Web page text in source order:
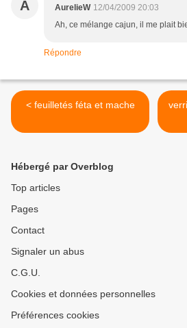
A AurelieW 12/04/2009 20:03
Ah, ce mélange cajun, il me plait
Répondre
< feuilletés féta et mache
Hébergé par Overblog
Top articles
Pages
Contact
Signaler un abus
C.G.U.
Cookies et données personnelles
Préférences cookies